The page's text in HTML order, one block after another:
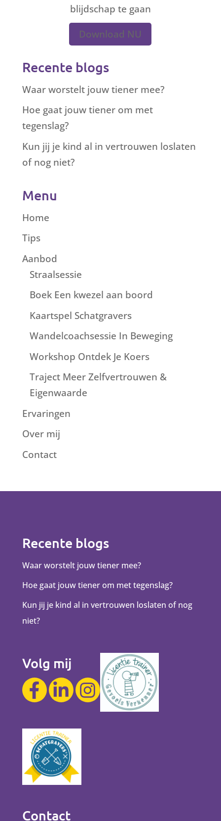
blijdschap te gaan
Download NU
Recente blogs
Waar worstelt jouw tiener mee?
Hoe gaat jouw tiener om met
tegenslag?
Kun jij je kind al in vertrouwen loslaten
of nog niet?
Menu
Home
Tips
Aanbod
Straalsessie
Boek Een kwezel aan boord
Kaartspel Schatgravers
Wandelcoachsessie In Beweging
Workshop Ontdek Je Koers
Traject Meer Zelfvertrouwen &
Eigenwaarde
Ervaringen
Over mij
Contact
Recente blogs
Waar worstelt jouw tiener mee?
Hoe gaat jouw tiener om met tegenslag?
Kun jij je kind al in vertrouwen loslaten of nog
niet?
Volg mij
Contact